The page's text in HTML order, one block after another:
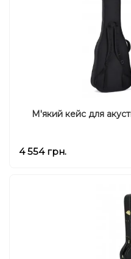
М'який кейс для
4 554 грн.